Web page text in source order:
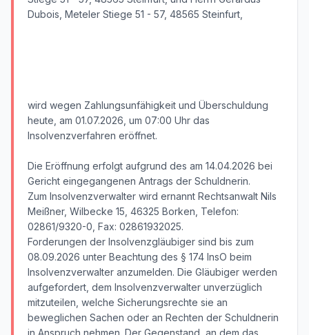
Dubois, Meteler Stiege 51 - 57, 48565 Steinfurt,
wird wegen Zahlungsunfähigkeit und Überschuldung
heute, am 01.07.2026, um 07:00 Uhr das
Insolvenzverfahren eröffnet.
Die Eröffnung erfolgt aufgrund des am 14.04.2026 bei
Gericht eingegangenen Antrags der Schuldnerin.
Zum Insolvenzverwalter wird ernannt Rechtsanwalt Nils
Meißner, Wilbecke 15, 46325 Borken, Telefon:
02861/9320-0, Fax: 02861932025.
Forderungen der Insolvenzgläubiger sind bis zum
08.09.2026 unter Beachtung des § 174 InsO beim
Insolvenzverwalter anzumelden. Die Gläubiger werden
aufgefordert, dem Insolvenzverwalter unverzüglich
mitzuteilen, welche Sicherungsrechte sie an
beweglichen Sachen oder an Rechten der Schuldnerin
in Anspruch nehmen. Der Gegenstand, an dem das